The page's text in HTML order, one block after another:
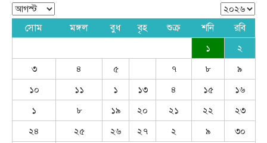
সোম মঙ্গল বুধ বৃহ শুক্র শনি রবি
১
২
৩
৪ ৫ ৭ ৮
৯
১০
১১ ১ ১৩ ৪ ১৫
১৬
১
৮ ১৯ ২০ ২১ ২২
২৩
২৪
২৫ ২৬ ২৭ ২ ৯
৩০